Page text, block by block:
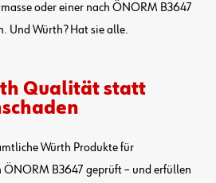
oder einer nach ÖNORM B3647
Und Würth? Hat sie alle.
Qualität statt
Würth Produkte für
B3647 geprüft – und erfüllen